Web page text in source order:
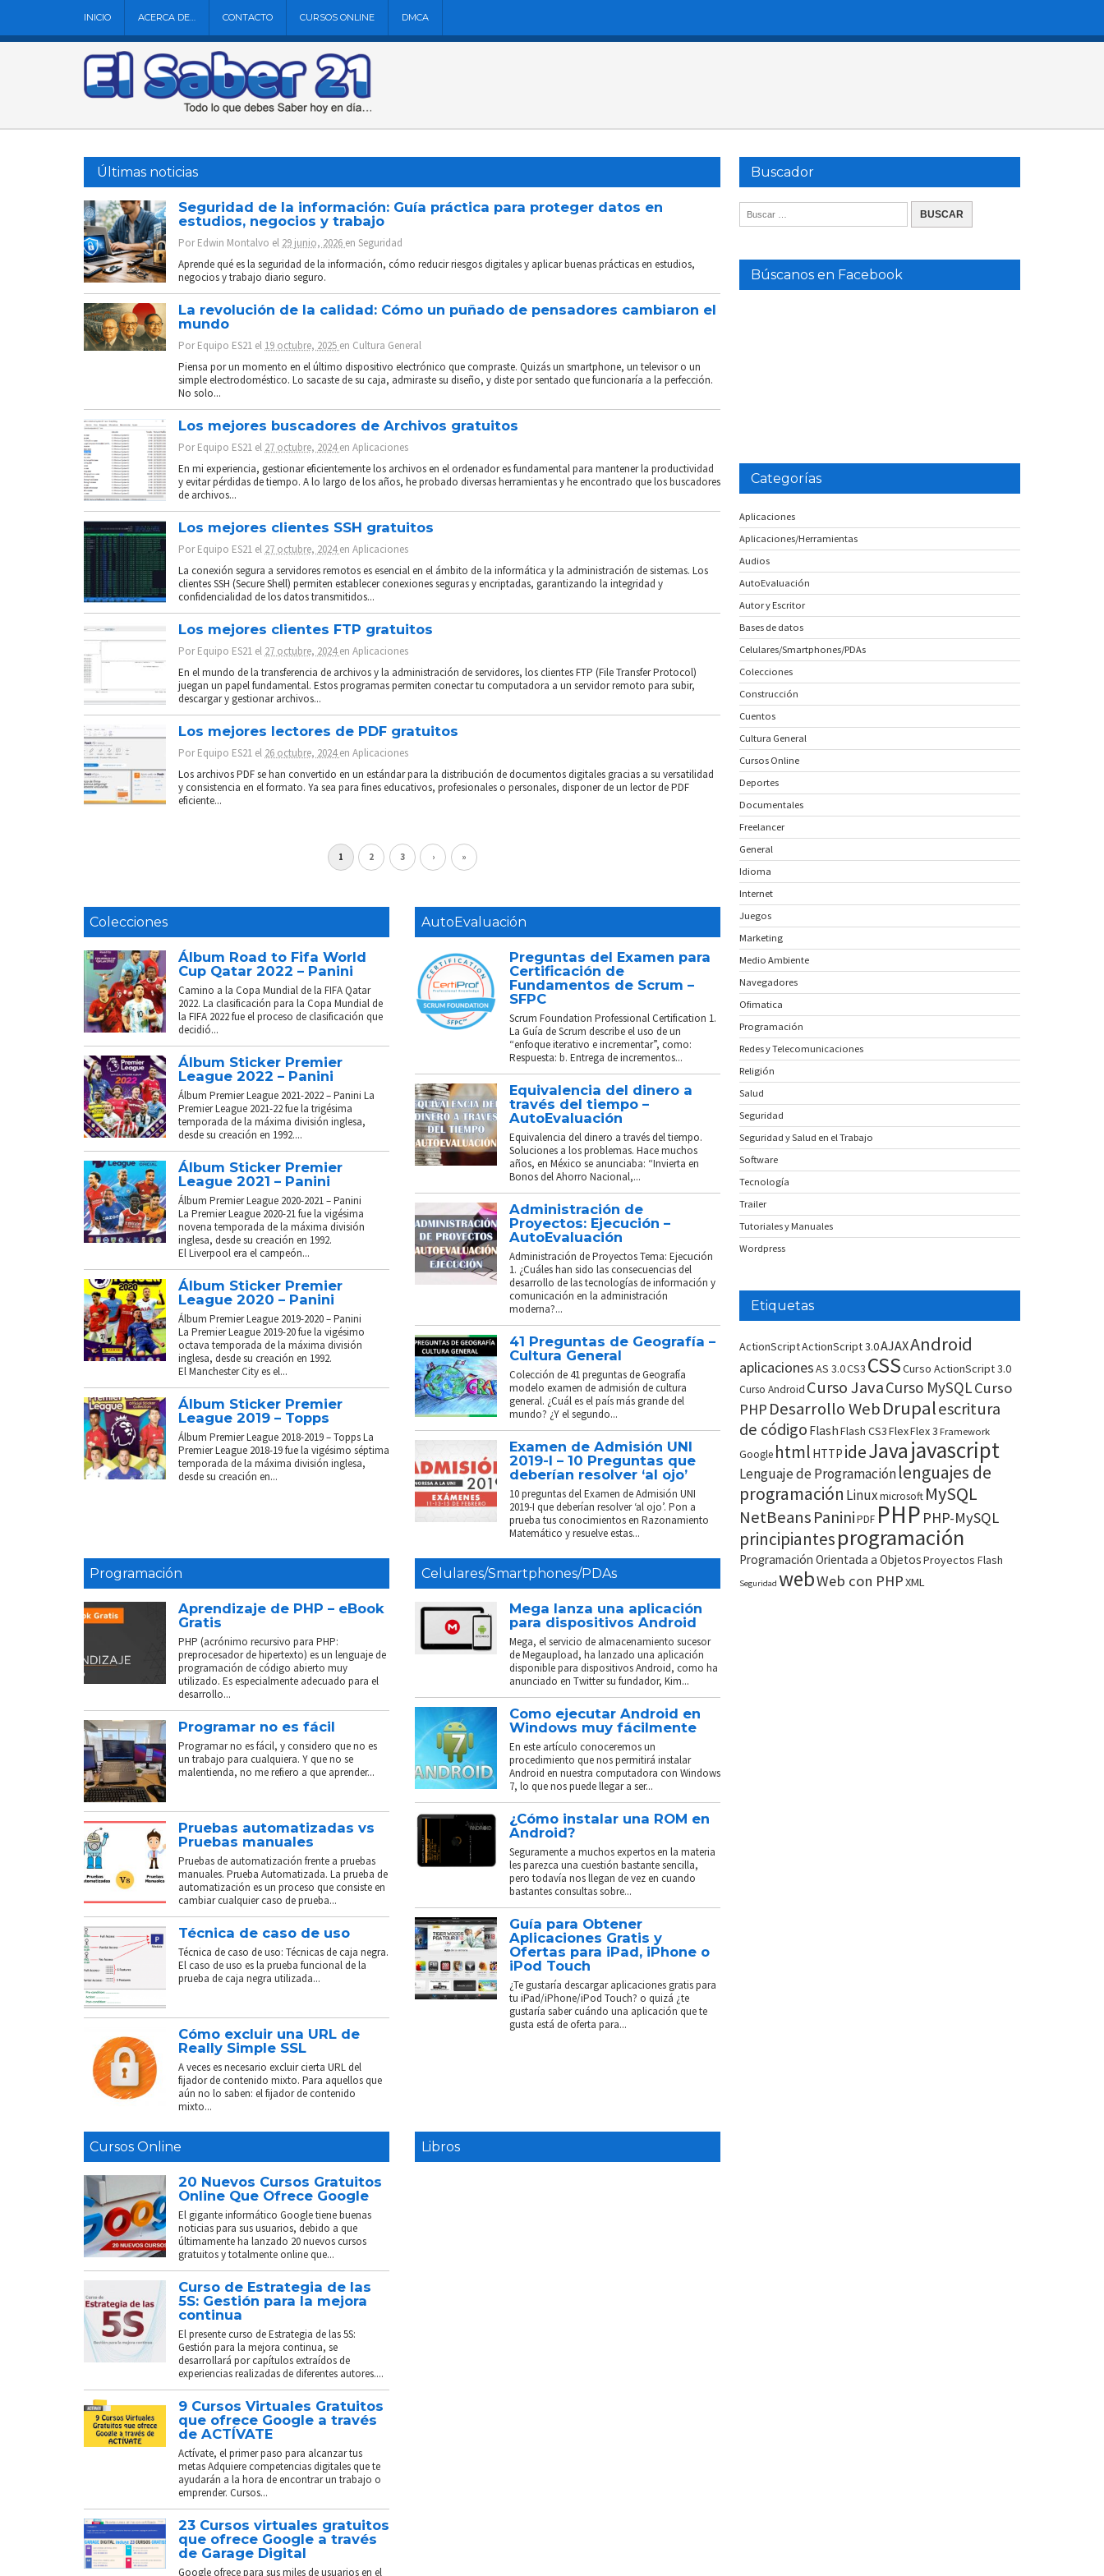
INICIO ACERCA DE… CONTACTO CURSOS ONLINE DMCA
Últimas noticias
Seguridad de la información: Guía práctica para proteger datos en
estudios, negocios y trabajo
PorEdwin Montalvo el 29 junio, 2026 en Seguridad
Aprende qué es la seguridad de la información, cómo reducir riesgos digitales y aplicar buenas prácticas en estudios,
negocios y trabajo diario seguro.
La revolución de la calidad: Cómo un puñado de pensadores cambiaron el
mundo
PorEquipo ES21 el 19 octubre, 2025 en Cultura General
Piensa por un momento en el último dispositivo electrónico que compraste. Quizás un smartphone, un televisor o un
simple electrodoméstico. Lo sacaste de su caja, admiraste su diseño, y diste por sentado que funcionaría a la perfección.
No solo...
Los mejores buscadores de Archivos gratuitos
PorEquipo ES21 el 27 octubre, 2024en Aplicaciones
En mi experiencia, gestionar eficientemente los archivos en el ordenador es fundamental para mantener la productividad
y evitar pérdidas de tiempo. A lo largo de los años, he probado diversas herramientas y he encontrado que los buscadores
de archivos...
Los mejores clientes SSH gratuitos
PorEquipo ES21 el 27 octubre, 2024en Aplicaciones
La conexión segura a servidores remotos es esencial en el ámbito de la informática y la administración de sistemas. Los
clientes SSH (Secure Shell) permiten establecer conexiones seguras y encriptadas, garantizando la integridad y
confidencialidad de los datos transmitidos...
Los mejores clientes FTP gratuitos
PorEquipo ES21 el 27 octubre, 2024en Aplicaciones
En el mundo de la transferencia de archivos y la administración de servidores, los clientes FTP (File Transfer Protocol)
juegan un papel fundamental. Estos programas permiten conectar tu computadora a un servidor remoto para subir,
descargar y gestionar archivos...
Los mejores lectores de PDF gratuitos
PorEquipo ES21 el 26 octubre, 2024en Aplicaciones
Los archivos PDF se han convertido en un estándar para la distribución de documentos digitales gracias a su versatilidad
y consistencia en el formato. Ya sea para fines educativos, profesionales o personales, disponer de un lector de PDF
eficiente...
1 2 3 › »
Colecciones
Álbum Road to Fifa World
Cup Qatar 2022 – Panini
Camino a la Copa Mundial de la FIFA Qatar
2022. La clasificación para la Copa Mundial de
la FIFA 2022 fue el proceso de clasificación que
decidió...
Álbum Sticker Premier
League 2022 – Panini
Álbum Premier League 2021-2022 – Panini La
Premier League 2021-22 fue la trigésima
temporada de la máxima división inglesa,
desde su creación en 1992....
Álbum Sticker Premier
League 2021 – Panini
Álbum Premier League 2020-2021 – Panini
La Premier League 2020-21 fue la vigésima
novena temporada de la máxima división
inglesa, desde su creación en 1992.
El Liverpool era el campeón...
Álbum Sticker Premier
League 2020 – Panini
Álbum Premier League 2019-2020 – Panini
La Premier League 2019-20 fue la vigésimo
octava temporada de la máxima división
inglesa, desde su creación en 1992.
El Manchester City es el...
Álbum Sticker Premier
League 2019 – Topps
Álbum Premier League 2018-2019 – Topps La
Premier League 2018-19 fue la vigésimo séptima
temporada de la máxima división inglesa,
desde su creación en...
AutoEvaluación
Preguntas del Examen para
Certificación de
Fundamentos de Scrum –
SFPC
Scrum Foundation Professional Certification 1.
La Guía de Scrum describe el uso de un
“enfoque iterativo e incrementar”, como:
Respuesta: b. Entrega de incrementos...
Equivalencia del dinero a
través del tiempo –
AutoEvaluación
Equivalencia del dinero a través del tiempo.
Soluciones a los problemas. Hace muchos
años, en México se anunciaba: “Invierta en
Bonos del Ahorro Nacional,...
Administración de
Proyectos: Ejecución –
AutoEvaluación
Administración de Proyectos Tema: Ejecución
1. ¿Cuáles han sido las consecuencias del
desarrollo de las tecnologías de información y
comunicación en la administración
moderna?...
41 Preguntas de Geografía –
Cultura General
Colección de 41 preguntas de Geografía
modelo examen de admisión de cultura
general. ¿Cuál es el país más grande del
mundo? ¿Y el segundo...
Examen de Admisión UNI
2019-I – 10 Preguntas que
deberían resolver ‘al ojo’
10 preguntas del Examen de Admisión UNI
2019-I que deberían resolver ‘al ojo’. Pon a
prueba tus conocimientos en Razonamiento
Matemático y resuelve estas...
Programación
Aprendizaje de PHP – eBook
Gratis
PHP (acrónimo recursivo para PHP:
preprocesador de hipertexto) es un lenguaje de
programación de código abierto muy
utilizado. Es especialmente adecuado para el
desarrollo...
Programar no es fácil
Programar no es fácil, y considero que no es
un trabajo para cualquiera. Y que no se
malentienda, no me refiero a que aprender...
Pruebas automatizadas vs
Pruebas manuales
Pruebas de automatización frente a pruebas
manuales. Prueba Automatizada. La prueba de
automatización es un proceso que consiste en
cambiar cualquier caso de prueba...
Técnica de caso de uso
Técnica de caso de uso: Técnicas de caja negra.
El caso de uso es la prueba funcional de la
prueba de caja negra utilizada...
Cómo excluir una URL de
Really Simple SSL
A veces es necesario excluir cierta URL del
fijador de contenido mixto. Para aquellos que
aún no lo saben: el fijador de contenido
mixto...
Celulares/Smartphones/PDAs
Mega lanza una aplicación
para dispositivos Android
Mega, el servicio de almacenamiento sucesor
de Megaupload, ha lanzado una aplicación
disponible para dispositivos Android, como ha
anunciado en Twitter su fundador, Kim...
Como ejecutar Android en
Windows muy fácilmente
En este artículo conoceremos un
procedimiento que nos permitirá instalar
Android en nuestra computadora con Windows
7, lo que nos puede llegar a ser...
¿Cómo instalar una ROM en
Android?
Seguramente a muchos expertos en la materia
les parezca una cuestión bastante sencilla,
pero todavía nos llegan de vez en cuando
bastantes consultas sobre...
Guía para Obtener
Aplicaciones Gratis y
Ofertas para iPad, iPhone o
iPod Touch
¿Te gustaría descargar aplicaciones gratis para
tu iPad/iPhone/iPod Touch? o quizá ¿te
gustaría saber cuándo una aplicación que te
gusta está de oferta para...
Cursos Online
20 Nuevos Cursos Gratuitos
Online Que Ofrece Google
El gigante informático Google tiene buenas
noticias para sus usuarios, debido a que
últimamente ha lanzado 20 nuevos cursos
gratuitos y totalmente online que...
Curso de Estrategia de las
5S: Gestión para la mejora
continua
El presente curso de Estrategia de las 5S:
Gestión para la mejora continua, se
desarrollará por capítulos extraídos de
experiencias realizadas de diferentes autores....
9 Cursos Virtuales Gratuitos
que ofrece Google a través
de ACTÍVATE
Actívate, el primer paso para alcanzar tus
metas Adquiere competencias digitales que te
ayudarán a la hora de encontrar un trabajo o
emprender. Cursos...
23 Cursos virtuales gratuitos
que ofrece Google a través
de Garage Digital
Google ofrece para sus miles de usuarios en el
Libros
Buscador
Búscanos en Facebook
Categorías
Aplicaciones
Aplicaciones/Herramientas
Audios
AutoEvaluación
Autor y Escritor
Bases de datos
Celulares/Smartphones/PDAs
Colecciones
Construcción
Cuentos
Cultura General
Cursos Online
Deportes
Documentales
Freelancer
General
Idioma
Internet
Juegos
Marketing
Medio Ambiente
Navegadores
Ofimatica
Programación
Redes y Telecomunicaciones
Religión
Salud
Seguridad
Seguridad y Salud en el Trabajo
Software
Tecnología
Trailer
Tutoriales y Manuales
Wordpress
Etiquetas
ActionScriptActionScript 3.0AJAXAndroid
aplicacionesAS 3.0CS3 CSSCurso ActionScript 3.0
Curso Android Curso JavaCurso MySQLCurso
PHP Desarrollo WebDrupalescritura
de código FlashFlash CS3FlexFlex 3 Framework
Google html HTTP ideJavajavascript
Lenguaje de Programaciónlenguajes de
programación Linuxmicrosoft MySQL
NetBeans PaniniPDF PHP PHP-MySQL
principiantesprogramación
Programación Orientada a ObjetosProyectos Flash
Seguridad webWeb con PHPXML